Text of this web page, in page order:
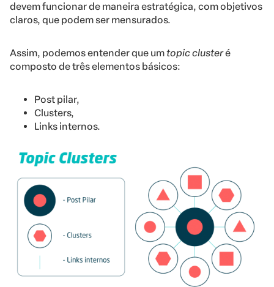
devem funcionar de maneira estratégica, com objetivos
claros, que podem ser mensurados.
Assim, podemos entender que umtopic clusteré
composto de três elementos básicos:
Post pilar,
Clusters,
Links internos.